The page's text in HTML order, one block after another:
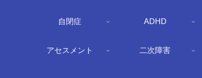
自閉症 ADHD
アセスメント 二次障害